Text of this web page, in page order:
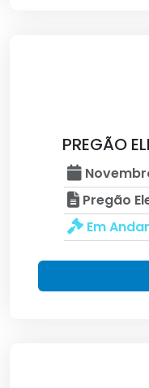
PREGÃO
Pregão
Em